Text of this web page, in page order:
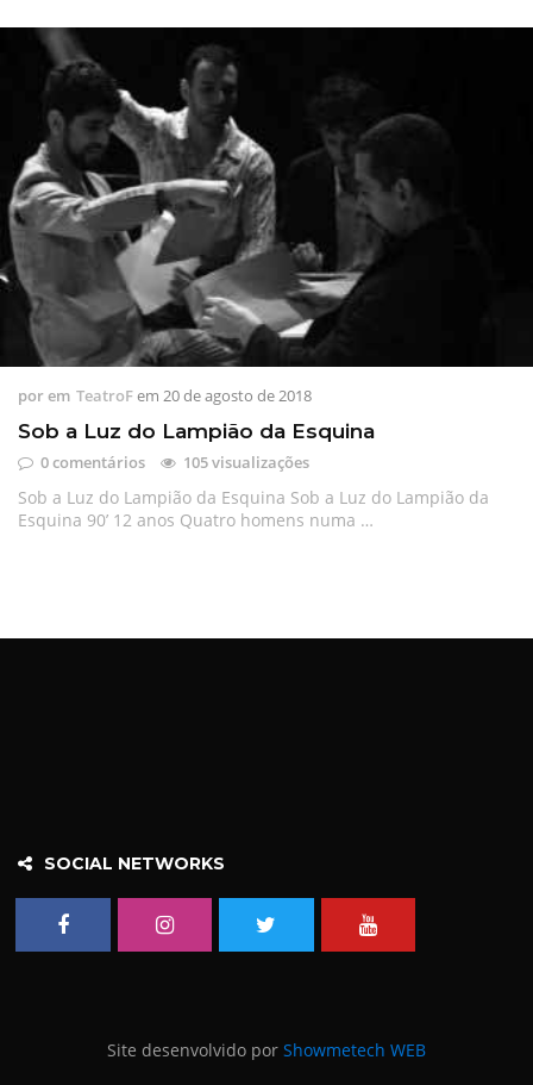
porem TeatroFem 20 de agosto de 2018
Sob a Luz do Lampião da Esquina
0 comentários 105 visualizações
Sob a Luz do Lampião da Esquina Sob a Luz do Lampião da
Esquina 90’ 12 anos Quatro homens numa …
SOCIAL NETWORKS
Site desenvolvido por Showmetech WEB